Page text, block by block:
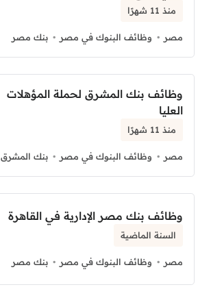
منذ 11 شهرًا
مصر وظائف البنوك في مصر بنك مصر
وظائف بنك المشرق لحملة المؤهلات
العليا
منذ 11 شهرًا
مصر وظائف البنوك في مصر بنك المشرق
وظائف بنك مصر الإدارية في القاهرة
السنة الماضية
مصر وظائف البنوك في مصر بنك مصر